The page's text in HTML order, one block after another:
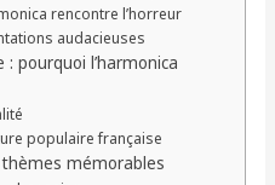
rencontre l’horreur
audacieuses
: pourquoi l’harmonica
populaire française
mémorables